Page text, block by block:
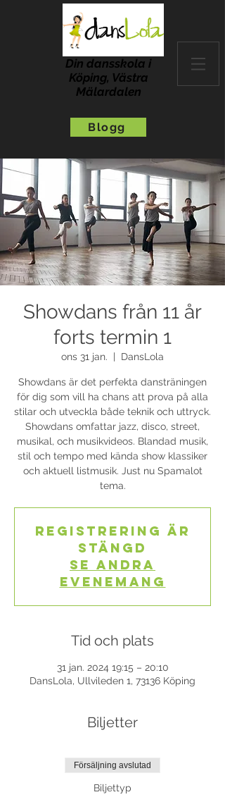
Din dansskola i
Köping, Västra
Mälardalen
Blogg
Showdans från 11 år
forts termin 1
ons 31 jan. DansLola
Showdans är det perfekta dansträningen
för dig som vill ha chans att prova på alla
stilar och utveckla både teknik och uttryck.
Showdans omfattar jazz, disco, street,
musikal, och musikvideos. Blandad musik,
stil och tempo med kända show klassiker
och aktuell listmusik. Just nu Spamalot
tema.
Registrering är
stängd
Se andra
evenemang
Tid och plats
31 jan. 2024 19:15 – 20:10
DansLola, Ullvileden 1, 73136 Köping
Biljetter
Försäljning avslutad
Biljettyp